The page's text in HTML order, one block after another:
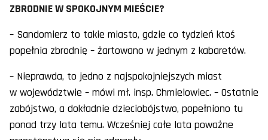
ZBRODNIE W SPOKOJNYM MIEŚCIE?
– Sandomierz to takie miasto, gdzie co tydzień ktoś
popełnia zbrodnię – żartowano w jednym z kabaretów.
– Nieprawda, to jedno z najspokojniejszych miast
w województwie – mówi mł. insp. Chmielowiec. – Ostatnie
zabójstwo, a dokładnie dzieciobójstwo, popełniono tu
ponad trzy lata temu. Wcześniej całe lata poważne